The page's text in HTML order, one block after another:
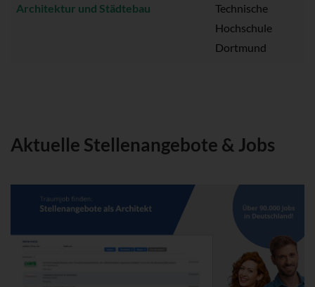
Architektur und Städtebau
Technische
Hochschule
Dortmund
Aktuelle Stellenangebote & Jobs